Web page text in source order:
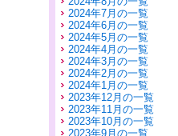
2024年7月の一覧
2024年6月の一覧
2024年5月の一覧
2024年4月の一覧
2024年3月の一覧
2024年2月の一覧
2024年1月の一覧
2023年12月の一覧
2023年11月の一覧
2023年10月の一覧
2023年9月の一覧